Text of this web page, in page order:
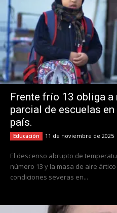
Frente frío 13 obliga a
parcial de escuelas
país.
Educación 11 de noviembre de 2025
El descenso abrupto de
número 13 y la masa de aire
condiciones severas en...